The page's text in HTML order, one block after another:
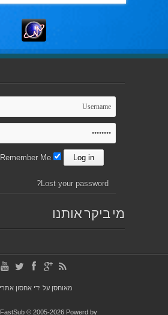
Lost your password?
מי ביקר אותנו
מאוחסן על ידיאחסון
© 2005-2026 Powerd by